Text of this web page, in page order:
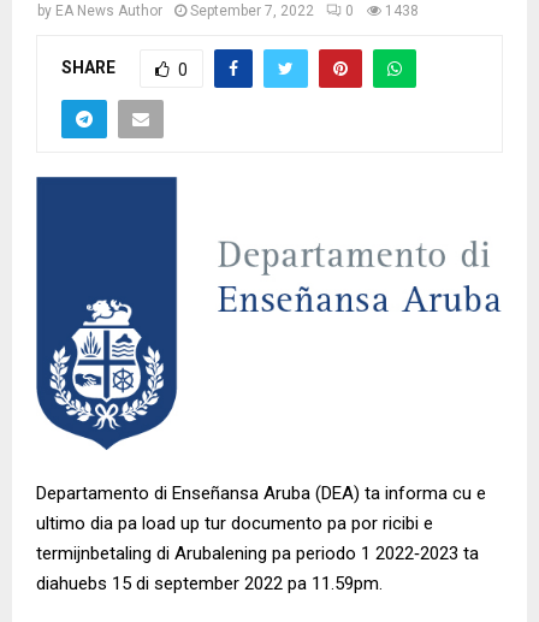
by EA News Author September 7, 2022 0 1438
SHARE 0
Departamento di Enseñansa Aruba (DEA) ta informa cu e
ultimo dia pa load up tur documento pa por ricibi e
termijnbetaling di Arubalening pa periodo 1 2022‐2023 ta
diahuebs 15 di september 2022 pa 11.59pm.